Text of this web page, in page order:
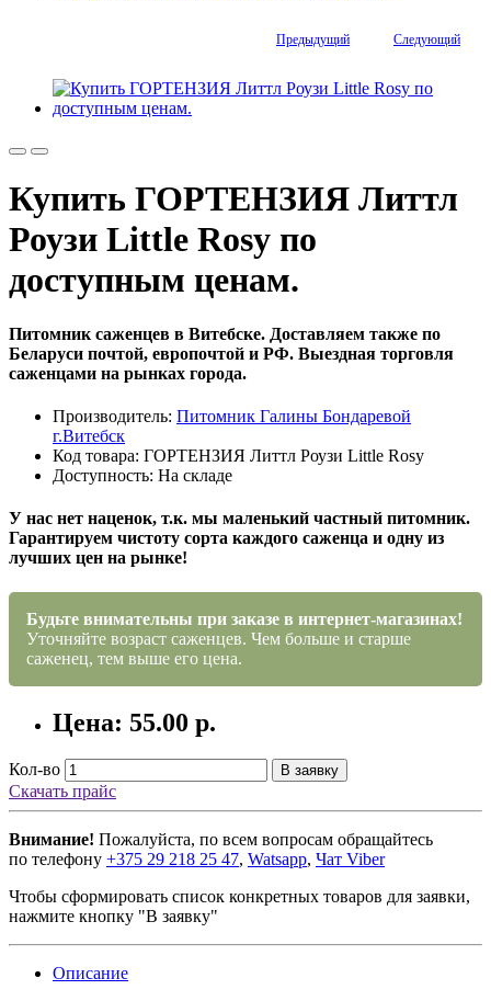
Предыдущий Следующий
Купить ГОРТЕНЗИЯ Литтл
Роузи Little Rosy по
доступным ценам.
Питомник саженцев в Витебске. Доставляем также по
Беларуси почтой, европочтой и РФ. Выездная торговля
саженцами на рынках города.
Производитель: Питомник Галины Бондаревой
г.Витебск
Код товара: ГОРТЕНЗИЯ Литтл Роузи Little Rosy
Доступность: На складе
У нас нет наценок, т.к. мы маленький частный питомник.
Гарантируем чистоту сорта каждого саженца и одну из
лучших цен на рынке!
Будьте внимательны при заказе в интернет-магазинах!
Уточняйте возраст саженцев. Чем больше и старше
саженец, тем выше его цена.
Цена: 55.00 р.
Кол-во В заявку
Скачать прайс
Внимание! Пожалуйста, по всем вопросам обращайтесь
по телефону +375 29 218 25 47, Watsapp, Чат Viber
Чтобы сформировать список конкретных товаров для заявки,
нажмите кнопку "В заявку"
Описание